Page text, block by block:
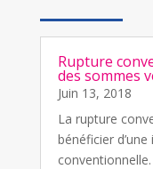
Rupture
des sommes
Juin 13, 2018
La rupture
bénéficier